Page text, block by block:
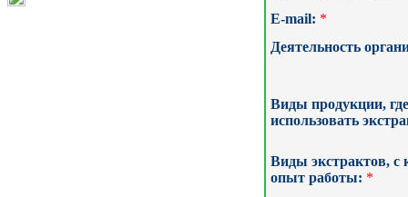
E-mail: *
Деятельность
Виды продукции,
использовать
Виды экстрактов, с
опыт работы: *